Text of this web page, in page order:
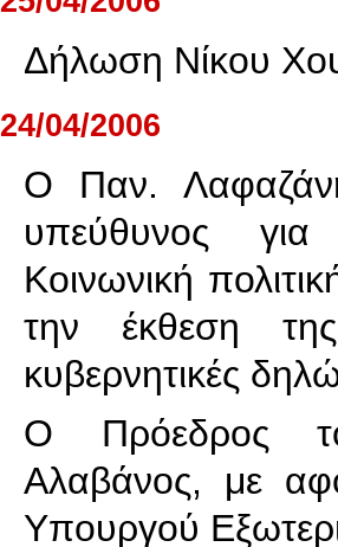
Δήλωση Νίκου
24/04/2006
Ο Παν.
υπεύθυνος
Κοινωνική
την έκθεση
κυβερνητικές
Ο Πρόεδρος
Αλαβάνος, με
Υπουργού